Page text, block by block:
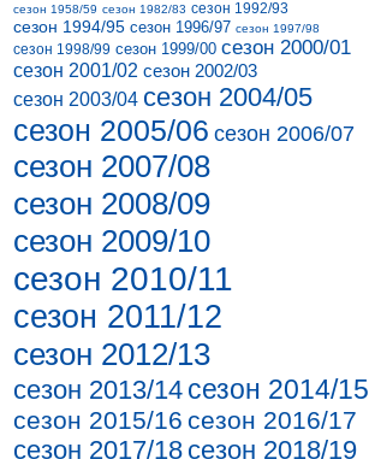
сезон 1958/59 сезон 1982/83 сезон 1992/93
сезон 1994/95 сезон 1996/97 сезон 1997/98
сезон 1998/99 сезон 1999/00 сезон 2000/01
сезон 2001/02 сезон 2002/03
сезон 2003/04 сезон 2004/05
сезон 2005/06 сезон 2006/07
сезон 2007/08
сезон 2008/09
сезон 2009/10
сезон 2010/11
сезон 2011/12
сезон 2012/13
сезон 2013/14 сезон 2014/15
сезон 2015/16 сезон 2016/17
сезон 2017/18 сезон 2018/19